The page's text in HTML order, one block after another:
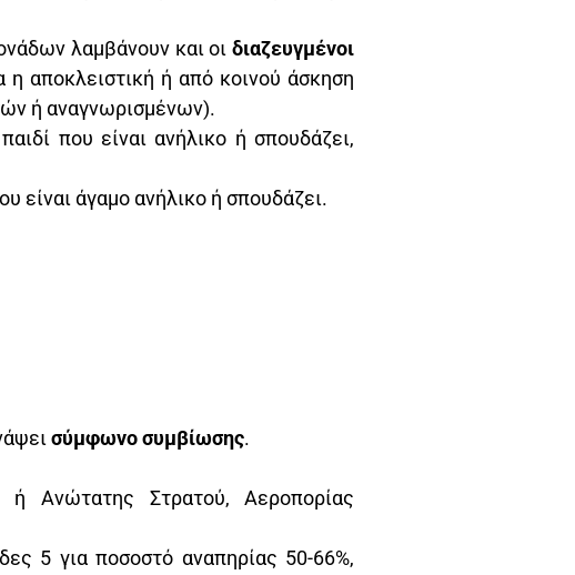
λαμβάνουν και οιδιαζευγμένοι
η αποκλειστική ή από κοινού άσκηση
ή αναγνωρισμένων).
που είναι ανήλικο ή σπουδάζει,
είναι άγαμο ανήλικο ή σπουδάζει.
σύμφωνο συμβίωσης.
ή Ανώτατης Στρατού, Αεροπορίας
5 για ποσοστό αναπηρίας 50-66%,